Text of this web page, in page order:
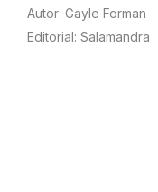
Autor: Gayle Forman
Editorial: Salamandra